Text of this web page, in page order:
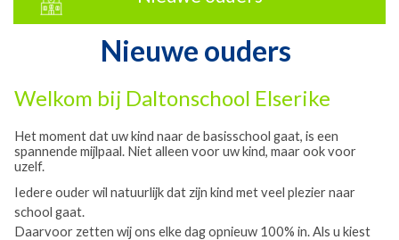
Nieuwe ouders
Welkom bij Daltonschool Elserike
Het moment dat uw kind naar de basisschool gaat, is een
spannende mijlpaal. Niet alleen voor uw kind, maar ook voor
uzelf.
Iedere ouder wil natuurlijk dat zijn kind met veel plezier naar
school gaat.
Daarvoor zetten wij ons elke dag opnieuw 100% in. Als u kiest